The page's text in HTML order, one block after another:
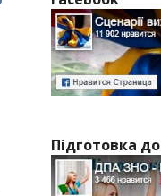
Підготовка